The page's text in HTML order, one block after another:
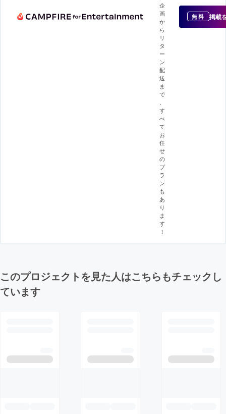
企
画
か
ら
リ
タ
ー
ン
配
送
ま
で
す
べ
て
お
任
せ
の
プ
ラ
ン
も
あ
り
ま
す
！
無料 掲載
このプロジェクトを見た人はこちらもチェックし
ています